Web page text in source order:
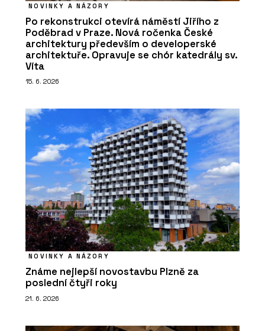
NOVINKY A NÁZORY
Po rekonstrukci otevírá náměstí Jiřího z
Poděbrad v Praze. Nová ročenka České
architektury především o developerské
architektuře. Opravuje se chór katedrály sv.
Víta
15. 6. 2026
NOVINKY A NÁZORY
Známe nejlepší novostavbu Plzně za
poslední čtyři roky
21. 6. 2026